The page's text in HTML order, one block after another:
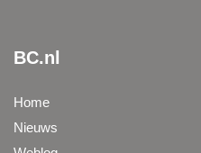
BC.nl
Home
Nieuws